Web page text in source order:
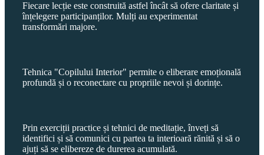
Fiecare lecție este construită astfel încât să ofere claritate și
înțelegere participanților. Mulți au experimentat
transformări majore.
Tehnica "Copilului Interior" permite o eliberare emoțională
profundă și o reconectare cu propriile nevoi și dorințe.
Prin exerciții practice și tehnici de meditație, înveți să
identifici și să comunici cu partea ta interioară rănită și să o
ajuți să se elibereze de durerea acumulată.